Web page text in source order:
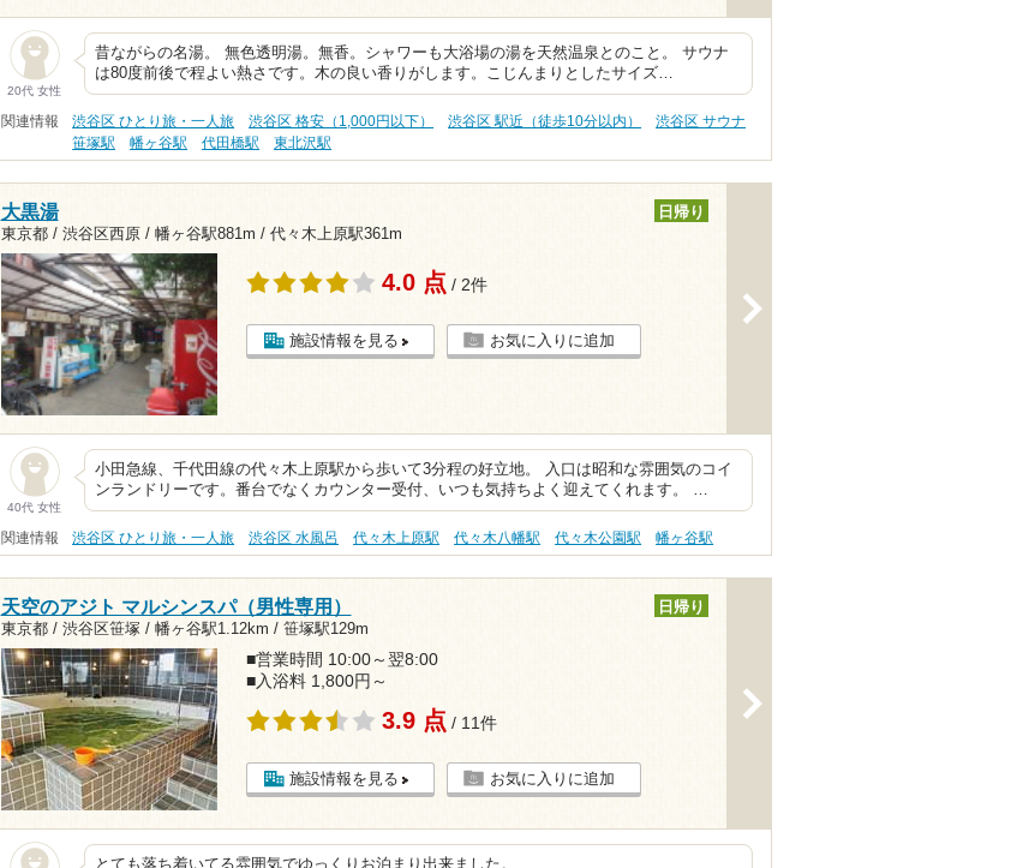
20代 女性
昔ながらの名湯。 無色透明湯。無香。シャワーも大浴場の湯を天然温泉とのこと。 サウナ
は80度前後で程よい熱さです。木の良い香りがします。こじんまりとしたサイズ…
関連情報 渋谷区 ひとり旅・一人旅 渋谷区 格安（1,000円以下） 渋谷区 駅近（徒歩10分以内）
渋谷区 サウナ
笹塚駅
幡ヶ谷駅 代田橋駅 東北沢駅
大黒湯
東京都 / 渋谷区西原 / 幡ヶ谷駅881m / 代々木上原駅361m
日帰り
4.0 点 / 2件
施設情報を見る お気に入りに追加
40代 女性
小田急線、千代田線の代々木上原駅から歩いて3分程の好立地。 入口は昭和な雰囲気のコイ
ンランドリーです。番台でなくカウンター受付、いつも気持ちよく迎えてくれます。 …
関連情報 渋谷区 ひとり旅・一人旅 渋谷区 水風呂 代々木上原駅 代々木八幡駅 代々木公園駅 幡ヶ谷駅
天空のアジト マルシンスパ（男性専用）
東京都 / 渋谷区笹塚 / 幡ヶ谷駅1.12km / 笹塚駅129m
日帰り
■営業時間 10:00～翌8:00
■入浴料 1,800円～
3.9 点 / 11件
施設情報を見る お気に入りに追加
とても落ち着いてる雰囲気でゆっくりお泊まり出来ました。